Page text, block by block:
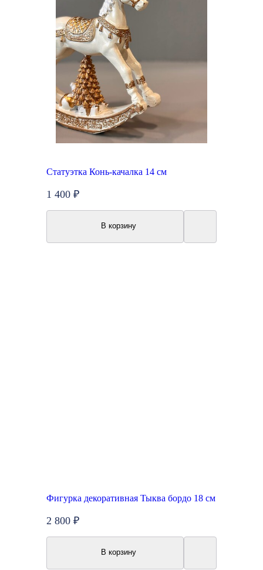
Статуэтка Конь-качалка 14 см
1 400 ₽
В корзину
Фигурка декоративная Тыква бордо 18 см
2 800 ₽
В корзину